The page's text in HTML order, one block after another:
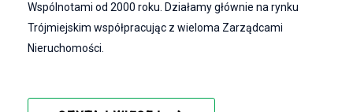
Wspólnotami od 2000 roku. Działamy głównie na rynku
Trójmiejskim współpracując z wieloma Zarządcami
Nieruchomości.